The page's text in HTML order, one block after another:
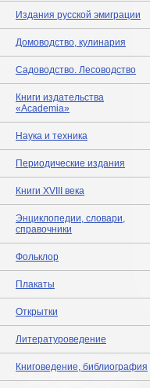
Издания русской эмиграции
Домоводство, кулинария
Садоводство. Лесоводство
Книги издательства
«Academia»
Наука и техника
Периодические издания
Книги XVIII века
Энциклопедии, словари,
справочники
Фольклор
Плакаты
Открытки
Литературоведение
Книговедение, библиография